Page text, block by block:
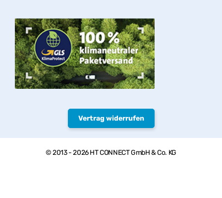
Vertrag widerrufen
© 2013 - 2026 HT CONNECT GmbH & Co. KG